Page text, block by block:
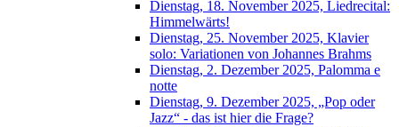
Dienstag, 18. November 2025, Liedrecital:
Himmelwärts!
Dienstag, 25. November 2025, Klavier
solo: Variationen von Johannes Brahms
Dienstag, 2. Dezember 2025, Palomma e
notte
Dienstag, 9. Dezember 2025, „Pop oder
Jazz“ - das ist hier die Frage?